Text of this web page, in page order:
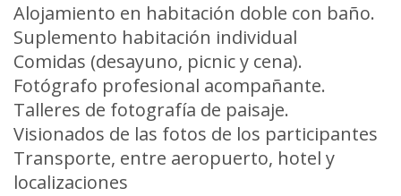
Alojamiento en habitación doble con baño.
Suplemento habitación individual
Comidas (desayuno, picnic y cena).
Fotógrafo profesional acompañante.
Talleres de fotografía de paisaje.
Visionados de las fotos de los participantes
Transporte, entre aeropuerto, hotel y
localizaciones